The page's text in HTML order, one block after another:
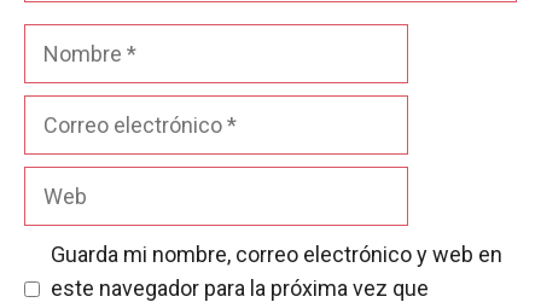
Nombre
Guarda mi nombre, correo electrónico y web en
este navegador para la próxima vez que